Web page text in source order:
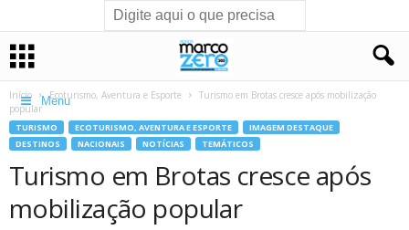
Menu
Início Ecoturismo, Aventura e Esporte
Turismo em Brotas cresce após mobilização
popular
TURISMO ECOTURISMO, AVENTURA E ESPORTE
IMAGEM DESTAQUE
DESTINOS
NACIONAIS NOTÍCIAS TEMÁTICOS
Turismo em Brotas cresce após
mobilização popular